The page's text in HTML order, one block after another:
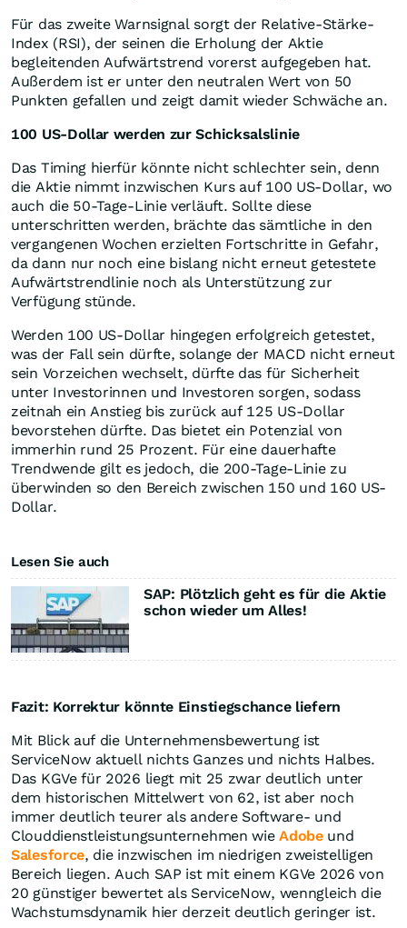
Für das zweite Warnsignal sorgt der Relative-Stärke-
Index (RSI), der seinen die Erholung der Aktie
begleitenden Aufwärtstrend vorerst aufgegeben hat.
Außerdem ist er unter den neutralen Wert von 50
Punkten gefallen und zeigt damit wieder Schwäche an.
100 US-Dollar werden zur Schicksalslinie
Das Timing hierfür könnte nicht schlechter sein, denn
die Aktie nimmt inzwischen Kurs auf 100 US-Dollar, wo
auch die 50-Tage-Linie verläuft. Sollte diese
unterschritten werden, brächte das sämtliche in den
vergangenen Wochen erzielten Fortschritte in Gefahr,
da dann nur noch eine bislang nicht erneut getestete
Aufwärtstrendlinie noch als Unterstützung zur
Verfügung stünde.
Werden 100 US-Dollar hingegen erfolgreich getestet,
was der Fall sein dürfte, solange der MACD nicht erneut
sein Vorzeichen wechselt, dürfte das für Sicherheit
unter Investorinnen und Investoren sorgen, sodass
zeitnah ein Anstieg bis zurück auf 125 US-Dollar
bevorstehen dürfte. Das bietet ein Potenzial von
immerhin rund 25 Prozent. Für eine dauerhafte
Trendwende gilt es jedoch, die 200-Tage-Linie zu
überwinden so den Bereich zwischen 150 und 160 US-
Dollar.
Lesen Sie auch
SAP: Plötzlich geht es für die Aktie
schon wieder um Alles!
Fazit: Korrektur könnte Einstiegschance liefern
Mit Blick auf die Unternehmensbewertung ist
ServiceNow aktuell nichts Ganzes und nichts Halbes.
Das KGVe für 2026 liegt mit 25 zwar deutlich unter
dem historischen Mittelwert von 62, ist aber noch
immer deutlich teurer als andere Software- und
Clouddienstleistungsunternehmen wieAdobeund
Salesforce, die inzwischen im niedrigen zweistelligen
Bereich liegen. Auch SAP ist mit einem KGVe 2026 von
20 günstiger bewertet als ServiceNow, wenngleich die
Wachstumsdynamik hier derzeit deutlich geringer ist.